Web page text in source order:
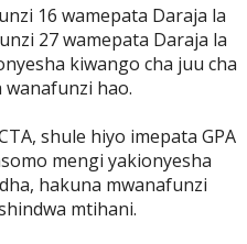
16 wamepata Daraja la
27 wamepata Daraja la
kiwango cha juu cha
hao.
shule hiyo imepata GPA
mengi yakionyesha
hakuna mwanafunzi
mtihani.